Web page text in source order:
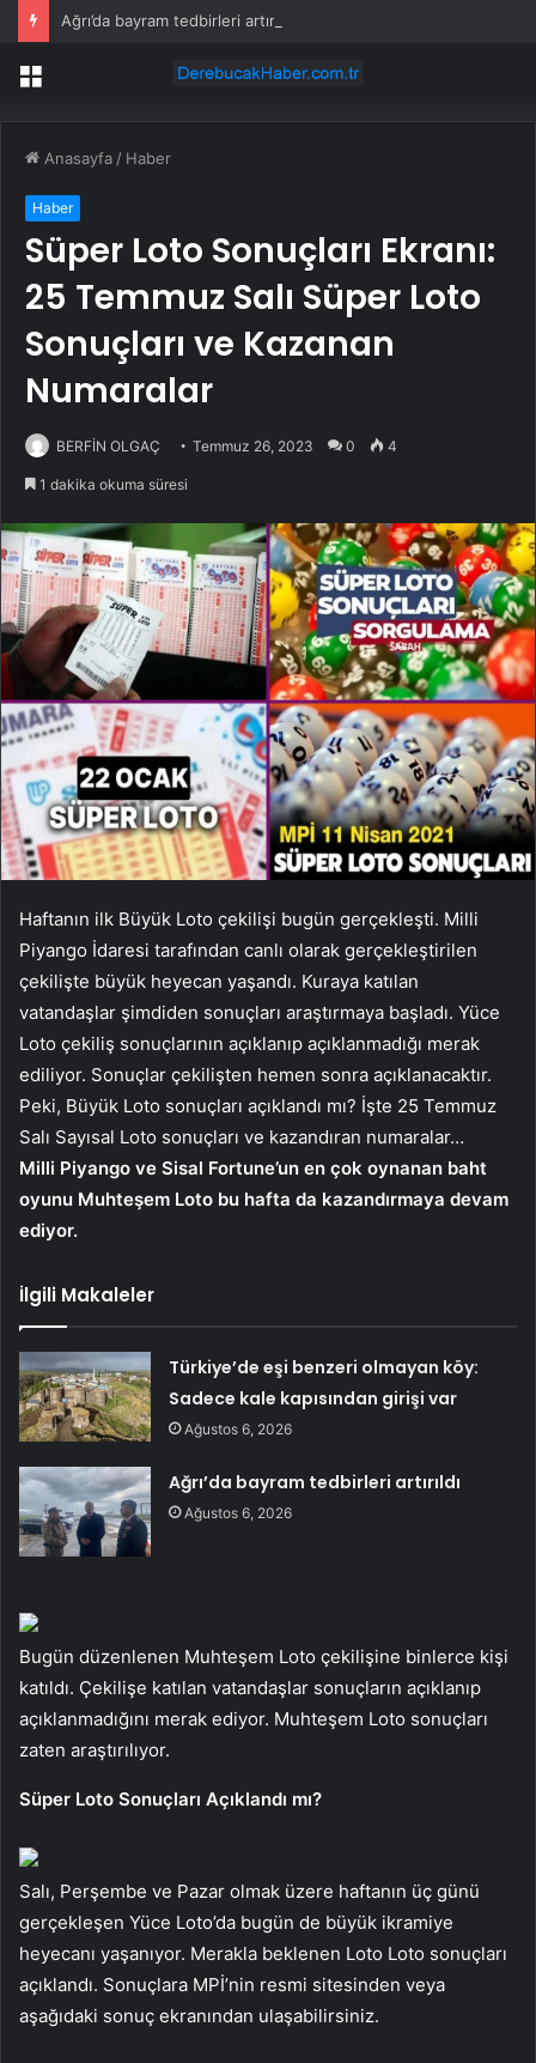
Ağrı’da bayram tedbirleri artırıldı
Menü
Anasayfa / Haber
Haber
Süper Loto Sonuçları Ekranı:
25 Temmuz Salı Süper Loto
Sonuçları ve Kazanan
Numaralar
BERFİN OLGAÇ Temmuz 26, 2023 0 4
1 dakika okuma süresi
Haftanın ilk Büyük Loto çekilişi bugün gerçekleşti. Milli
Piyango İdaresi tarafından canlı olarak gerçekleştirilen
çekilişte büyük heyecan yaşandı. Kuraya katılan
vatandaşlar şimdiden sonuçları araştırmaya başladı. Yüce
Loto çekiliş sonuçlarının açıklanıp açıklanmadığı merak
ediliyor. Sonuçlar çekilişten hemen sonra açıklanacaktır.
Peki, Büyük Loto sonuçları açıklandı mı? İşte 25 Temmuz
Salı Sayısal Loto sonuçları ve kazandıran numaralar…
Milli Piyango ve Sisal Fortune’un en çok oynanan baht
oyunu Muhteşem Loto bu hafta da kazandırmaya devam
ediyor.
İlgili Makaleler
Türkiye’de eşi benzeri olmayan köy:
Sadece kale kapısından girişi var
Ağustos 6, 2026
Ağrı’da bayram tedbirleri artırıldı
Ağustos 6, 2026
Bugün düzenlenen Muhteşem Loto çekilişine binlerce kişi
katıldı. Çekilişe katılan vatandaşlar sonuçların açıklanıp
açıklanmadığını merak ediyor. Muhteşem Loto sonuçları
zaten araştırılıyor.
Süper Loto Sonuçları Açıklandı mı?
Salı, Perşembe ve Pazar olmak üzere haftanın üç günü
gerçekleşen Yüce Loto’da bugün de büyük ikramiye
heyecanı yaşanıyor. Merakla beklenen Loto Loto sonuçları
açıklandı. Sonuçlara MPİ’nin resmi sitesinden veya
aşağıdaki sonuç ekranından ulaşabilirsiniz.